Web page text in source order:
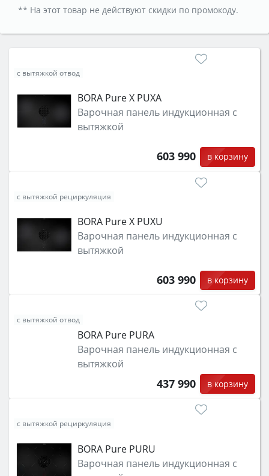
** На этот товар не действуют скидки по промокоду.
с вытяжкой отвод
BORA Pure X PUXA
Варочная панель индукционная с
вытяжкой
603 990 в корзину
с вытяжкой рециркуляция
BORA Pure X PUXU
Варочная панель индукционная с
вытяжкой
603 990 в корзину
с вытяжкой отвод
BORA Pure PURA
Варочная панель индукционная с
вытяжкой
437 990 в корзину
с вытяжкой рециркуляция
BORA Pure PURU
Варочная панель индукционная с